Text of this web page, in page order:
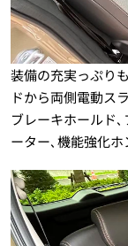
装備の充実っぷり
ドから両側電動ス
ブレーキホールド
ーター､機能強化ホ